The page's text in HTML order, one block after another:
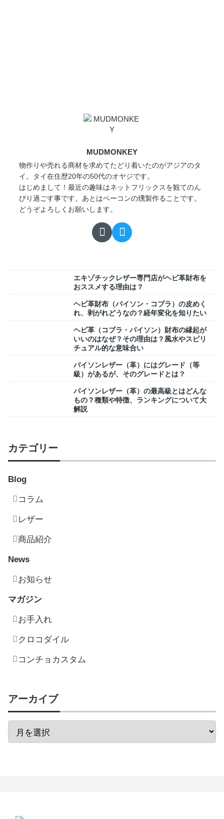
MUDMONKEY
物作りや売れる商材を求めてたどり着いたのがアジアのタ
イ。タイ在住歴20年の50代のオヤジです。
はじめまして！最近の趣味はネットフリックスを観てのん
びり過ごす事です。あとはベーコンの燻製作ることです。
どうぞよろしくお願いします。
エキゾチックレザー専門店がヘビ革財布を
おススメする理由は？
ヘビ革財布（パイソン・コブラ）の皮めく
れ、剥がれどうなの？経年変化を知りたい
ヘビ革（コブラ・パイソン）財布の縁起が
いいのはなぜ？その理由は？風水やスピリ
チュアル的な意味合い
パイソンレザー（革）にはグレード（等
級）があるが、そのグレードとは？
パイソンレザー（革）の最高級とはどんな
もの？種類や特徴、ランキングについて大
解説
カテゴリー
Blog
コラム
レザー
商品紹介
News
お知らせ
マガジン
お手入れ
クロコダイル
コンチョカスタム
アーカイブ